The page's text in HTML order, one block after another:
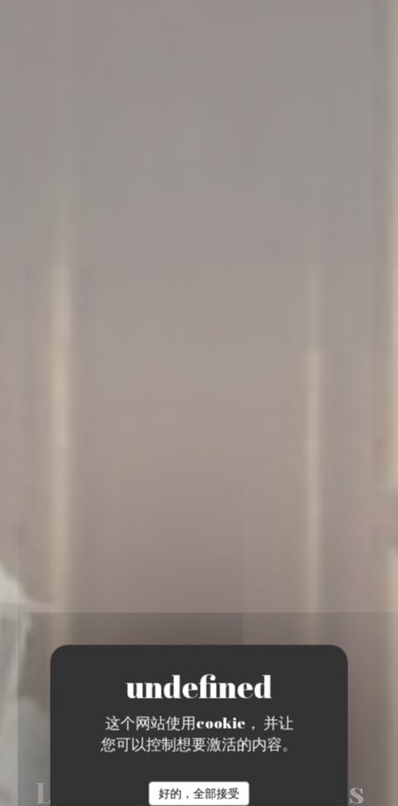
这个网站使用cookie， 并让
您可以控制想要激活的内容。
好的，全部接受
•PARIS
LatinoGourmand Paris
LATINOGOURMAND PARIS 17